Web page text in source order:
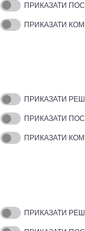
ПРИКАЗАТИ
ПРИКАЗАТИ
ПРИКАЗАТИ
ПРИКАЗАТИ
ПРИКАЗАТИ
ПРИКАЗАТИ